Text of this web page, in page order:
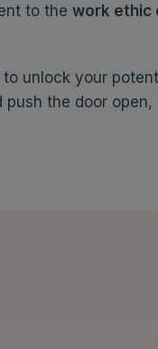
to thework ethic
unlock your
the door open,